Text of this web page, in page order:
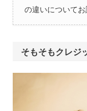
の違いについてお
そもそもクレジ